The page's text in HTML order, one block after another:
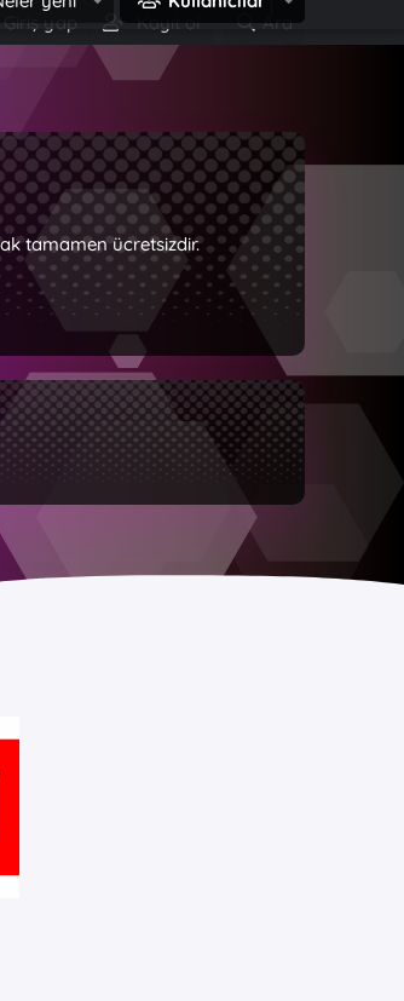
Giriş yap Kayıt ol Ara
tamamen ücretsizdir.